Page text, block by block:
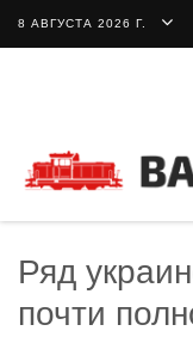
8 АВГУСТА 2026 Г.
Ряд
почти